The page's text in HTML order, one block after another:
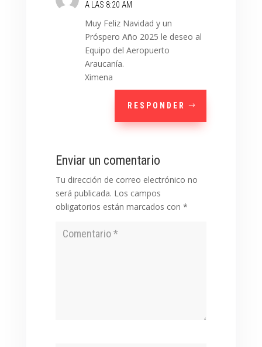
A LAS 8:20 AM
Muy Feliz Navidad y un
Próspero Año 2025 le deseo al
Equipo del Aeropuerto
Araucanía.
Ximena
RESPONDER
Enviar un comentario
Tu dirección de correo electrónico no
será publicada. Los campos
obligatorios están marcados con *